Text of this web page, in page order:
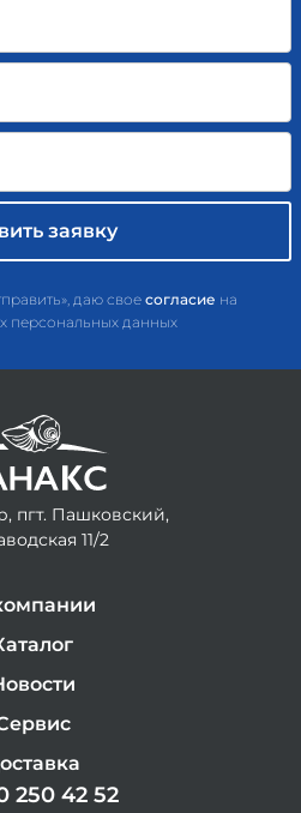
даю свое согласие на
персональных данных
пгт. Пашковский,
11/2
250 42 52